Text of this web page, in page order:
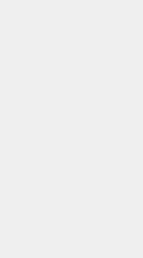
sonuçları…
yıllık %22
1Ç24’te net
TL oldu. Aynı
artarak 708,9mn
Termik